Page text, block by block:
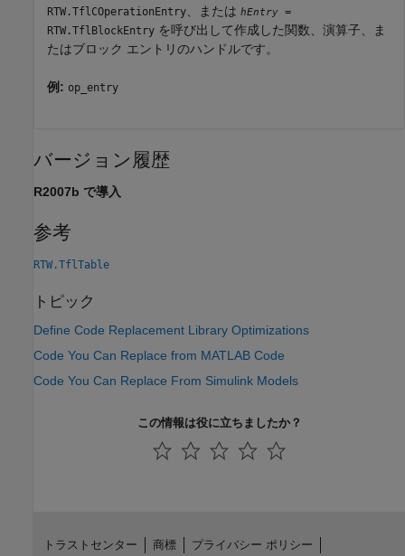
RTW.TflCOperationEntry 、または hEntry =
RTW.TflBlockEntry を呼び出して作成した関数、演算子、ま
たはブロック エントリのハンドルです。
例: op_entry
バージョン履歴
R2007b で導入
参考
RTW.TflTable
トピック
Define Code Replacement Library Optimizations
Code You Can Replace from MATLAB Code
Code You Can Replace From Simulink Models
この情報は役に立ちましたか？
トラストセンター 商標 プライバシー ポリシー